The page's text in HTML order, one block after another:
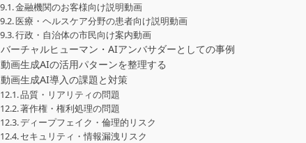
金融機関のお客様向け説明動画
医療・ヘルスケア分野の患者向け説明動画
行政・自治体の市民向け案内動画
バーチャルヒューマン・AIアンバサダーとしての事例
動画生成AIの活用パターンを整理する
動画生成AI導入の課題と対策
品質・リアリティの問題
著作権・権利処理の問題
ディープフェイク・倫理的リスク
セキュリティ・情報漏洩リスク